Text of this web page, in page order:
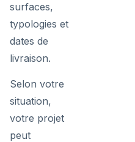
surfaces,
typologies et
dates de
livraison.
Selon votre
situation,
votre projet
peut